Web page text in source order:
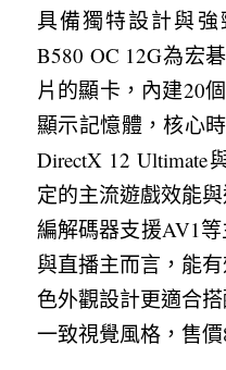
具備獨特設計與強
B580 OC 12G為宏
片的顯卡，內建20
顯示記憶體，核心
DirectX 12
定的主流遊戲效能
編解碼器支援AV1
與直播主而言，能
色外觀設計更適合
一致視覺風格，售價